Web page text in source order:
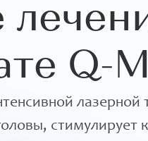
Q-
лазерной
стимулирует